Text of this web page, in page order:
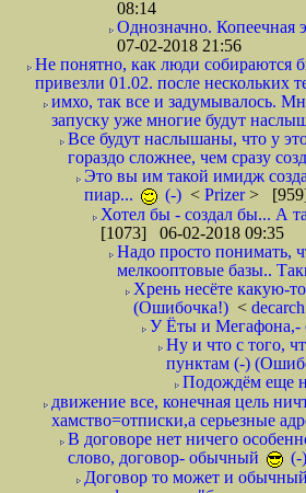
08:14
Однозначно.
07-02-2018 21:56
Не понятно, как люди собираются
привезли 01.02. после нескольких
имхо, так все и задумывалось.
запуску уже многие будут
Все будут наслышаны, что у
гораздо сложнее, чем сразу
Это вы им такой имидж
пиар...
(-) < Prizer>
Хотел бы - создал бы... А
[1073] 06-02-2018 09:35
Надо просто понимать,
мелкооптовые базы..
Хрень несёте какую-
(Ошибочка!) < decarch
У Ёты и Мегафона,-
Ну и что с того,
пунктам (-)
Подождём еще
движение все, конечная цель
хамство=отписки,а серьезные
В договоре нет ничего
слово, договор- обычный
(-)
Договор то может и обычный,